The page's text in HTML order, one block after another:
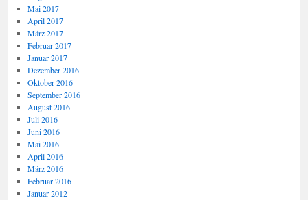
Mai 2017
April 2017
März 2017
Februar 2017
Januar 2017
Dezember 2016
Oktober 2016
September 2016
August 2016
Juli 2016
Juni 2016
Mai 2016
April 2016
März 2016
Februar 2016
Januar 2012